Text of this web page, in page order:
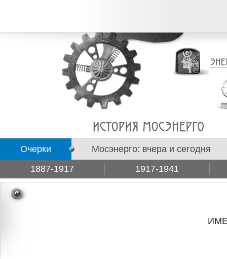
Очерки
1887-1917
1917-1941
Мосэнерго: вчера и сегодня
Подборки